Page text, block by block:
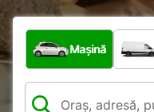
Ce tip de vehicul?
Mașină